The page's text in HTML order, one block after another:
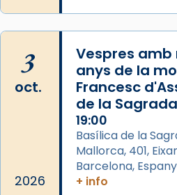
3
oct.
2026
Vespres
anys de la
Francesc
de la
19:00
Basílica de la
Mallorca, 401,
Barcelona,
+ info